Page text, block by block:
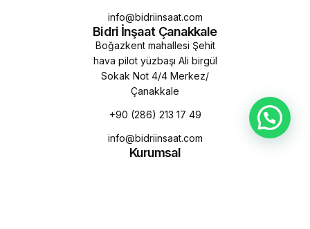
info@bidriinsaat.com
Bidri İnşaat Çanakkale
Boğazkent mahallesi Şehit
hava pilot yüzbaşı Ali birgül
Sokak Not 4/4 Merkez/
Çanakkale
+90 (286) 213 17 49
info@bidriinsaat.com
Kurumsal